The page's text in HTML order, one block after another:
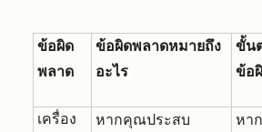
ข้อผิด
พลาด
ข้อผิดพลาดหมายถึง
อะไร
ขั้น
ข้อ
เครื่อง
หากคุณประสบ
หา